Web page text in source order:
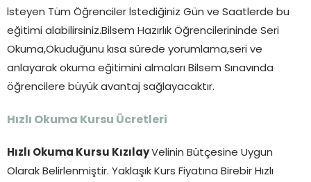
İsteyen Tüm Öğrenciler İstediğiniz Gün ve Saatlerde bu
eğitimi alabilirsiniz.Bilsem Hazırlık Öğrencilerininde Seri
Okuma,Okuduğunu kısa sürede yorumlama,seri ve
anlayarak okuma eğitimini almaları Bilsem Sınavında
öğrencilere büyük avantaj sağlayacaktır.
Hızlı Okuma Kursu Ücretleri
Hızlı Okuma Kursu Kızılay Velinin Bütçesine Uygun
Olarak Belirlenmiştir. Yaklaşık Kurs Fiyatına Birebir Hızlı